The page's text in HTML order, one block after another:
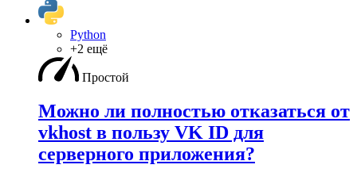
Python
+2 ещё
Простой
Можно ли полностью отказаться от
vkhost в пользу VK ID для
серверного приложения?